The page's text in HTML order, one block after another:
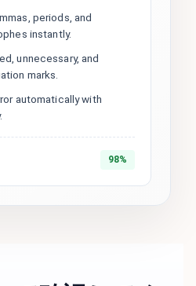
periods, and
instantly.
unnecessary, and
marks.
automatically with
98%